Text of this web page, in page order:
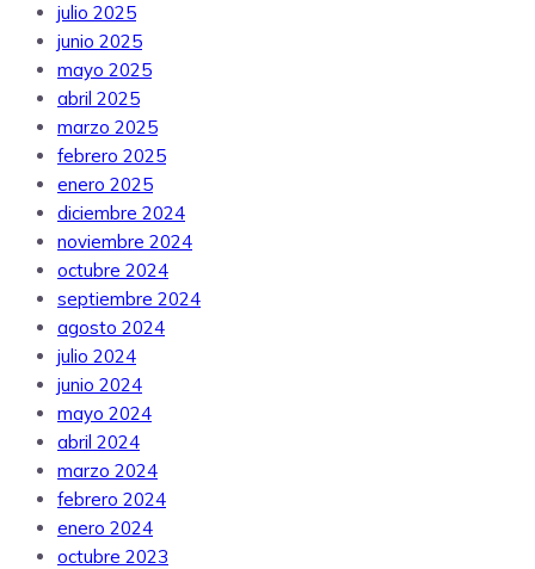
julio 2025
junio 2025
mayo 2025
abril 2025
marzo 2025
febrero 2025
enero 2025
diciembre 2024
noviembre 2024
octubre 2024
septiembre 2024
agosto 2024
julio 2024
junio 2024
mayo 2024
abril 2024
marzo 2024
febrero 2024
enero 2024
octubre 2023